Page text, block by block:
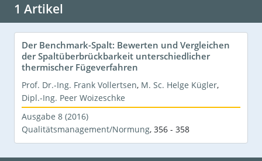
1 Artikel
Der Benchmark-Spalt: Bewerten und Vergleichen
der Spaltüberbrückbarkeit unterschiedlicher
thermischer Fügeverfahren
Prof. Dr.-Ing. Frank Vollertsen, M. Sc. Helge Kügler,
Dipl.-Ing. Peer Woizeschke
Ausgabe 8 (2016)
Qualitätsmanagement/Normung, 356 - 358